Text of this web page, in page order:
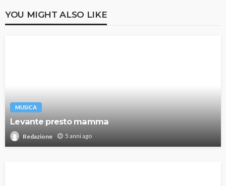
YOU MIGHT ALSO LIKE
MUSICA
Levante presto mamma
Redazione 5 anni ago